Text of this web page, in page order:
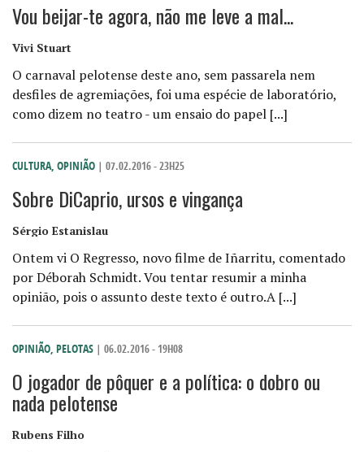
Vou beijar-te agora, não me leve a mal...
Vivi Stuart
O carnaval pelotense deste ano, sem passarela nem
desfiles de agremiações, foi uma espécie de laboratório,
como dizem no teatro - um ensaio do papel [...]
CULTURA, OPINIÃO | 07.02.2016 - 23H25
Sobre DiCaprio, ursos e vingança
Sérgio Estanislau
Ontem vi O Regresso, novo filme de Iñarritu, comentado
por Déborah Schmidt. Vou tentar resumir a minha
opinião, pois o assunto deste texto é outro.A [...]
OPINIÃO, PELOTAS | 06.02.2016 - 19H08
O jogador de pôquer e a política: o dobro ou
nada pelotense
Rubens Filho